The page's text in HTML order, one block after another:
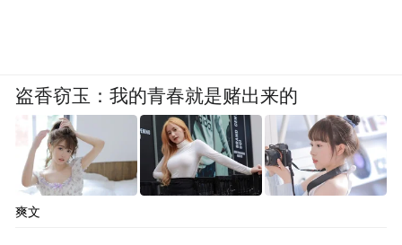
盗香窃玉：我的青春就是赌出来的
爽文